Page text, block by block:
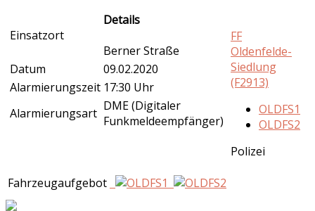
Einsatzort
Details
Berner Straße
Datum
09.02.2020
Alarmierungszeit 17:30 Uhr
Alarmierungsart DME (Digitaler
Funkmeldeempfänger)
FF
Oldenfelde-
Siedlung
(F2913)
OLDFS1
OLDFS2
Polizei
Fahrzeugaufgebot